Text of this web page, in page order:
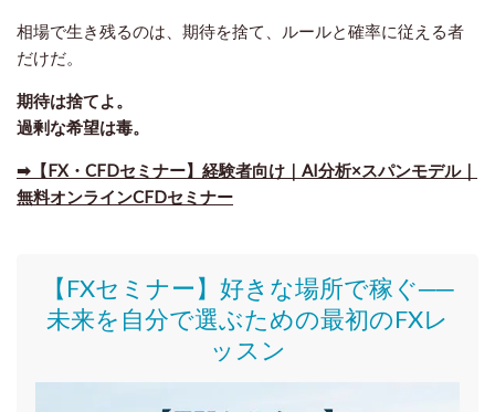
相場で生き残るのは、期待を捨て、ルールと確率に従える者
だけだ。
期待は捨てよ。
過剰な希望は毒。
➡【FX・CFDセミナー】経験者向け｜AI分析×スパンモデル｜
無料オンラインCFDセミナー
【FXセミナー】好きな場所で稼ぐ──
未来を自分で選ぶための最初のFXレ
ッスン